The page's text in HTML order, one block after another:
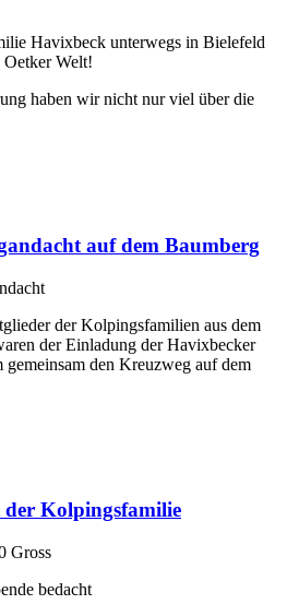
Havixbeck unterwegs in Bielefeld
Oetker Welt!
haben wir nicht nur viel über die
auf dem Baumberg
der Kolpingsfamilien aus dem
der Einladung der Havixbecker
den Kreuzweg auf dem
der Kolpingsfamilie
bedacht